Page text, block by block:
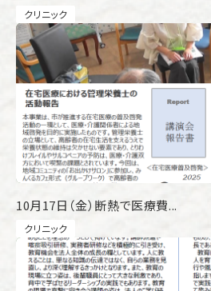
クリニック
10月17日（金）断熱で医療費...
クリニック